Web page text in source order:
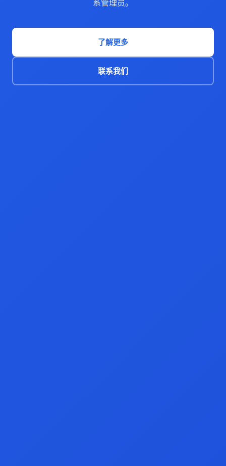
系管理员。
了解更多
联系我们